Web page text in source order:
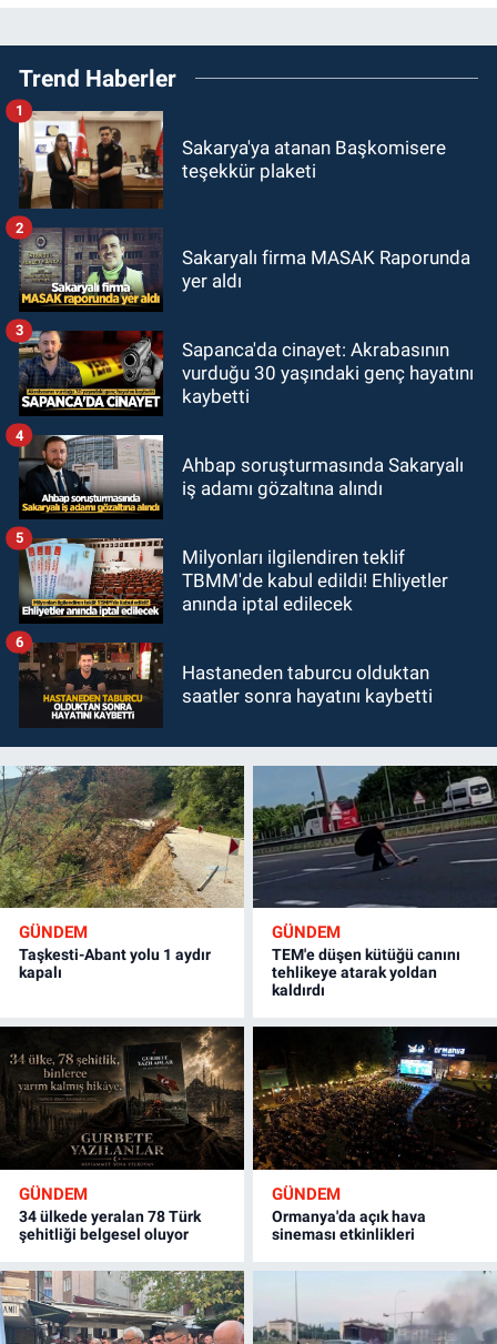
Trend Haberler
Sakarya'ya atanan Başkomisere
teşekkür plaketi
1
Sakaryalı firma MASAK Raporunda
yer aldı
2
Sapanca'da cinayet: Akrabasının
vurduğu 30 yaşındaki genç hayatını
kaybetti
3
Ahbap soruşturmasında Sakaryalı
iş adamı gözaltına alındı
4
Milyonları ilgilendiren teklif
TBMM'de kabul edildi! Ehliyetler
anında iptal edilecek
5
Hastaneden taburcu olduktan
saatler sonra hayatını kaybetti
6
GÜNDEM
Taşkesti-Abant yolu 1 aydır
kapalı
GÜNDEM
TEM'e düşen kütüğü canını
tehlikeye atarak yoldan
kaldırdı
GÜNDEM
34 ülkede yeralan 78 Türk
şehitliği belgesel oluyor
GÜNDEM
Ormanya'da açık hava
sineması etkinlikleri